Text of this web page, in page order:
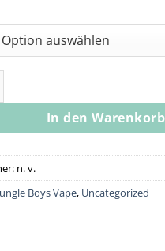
| LA Kush Cake - 1g Live
In den Warenkorb
n. v.
Boys Vape, Uncategorized